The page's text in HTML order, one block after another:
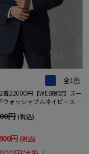
全1色
着22000円【WEB限定】スー
ウォッシャブルネイビースト
円 (税込)
円 (税込)